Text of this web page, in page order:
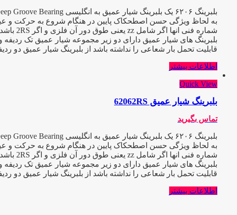
به لحاظ ویژگی حسن اصطحکاک پایین در هنگام شروع به حرکت و عیب
شماره فنی انها اگر شامل zz یعنی طوق دور آن فلزی و اگر 2RS باشد طوق آن پلاستیکی یا آبند میباشد و C3 یعنی دارای لقی بیش از حد که هر کدام در صنعت کاربرد ویژه ایی دارند
بلبرینگ های شیار عمیق دارای دو زیر مجموعه شیار عمیق تک
قابلیت تحمل بار شعاعی را نداشته باشد از بلبرینگ شیار عمیق دو
اطلاعات بیشتر
Quick View
بلبرینگ شیار عمیق 62062RS
تماس بگیرید
به لحاظ ویژگی حسن اصطحکاک پایین در هنگام شروع به حرکت و عیب
شماره فنی انها اگر شامل zz یعنی طوق دور آن فلزی و اگر 2RS باشد طوق آن پلاستیکی یا آبند میباشد و C3 یعنی دارای لقی بیش از حد که هر کدام در صنعت کاربرد ویژه ایی دارند
بلبرینگ های شیار عمیق دارای دو زیر مجموعه شیار عمیق تک
قابلیت تحمل بار شعاعی را نداشته باشد از بلبرینگ شیار عمیق دو
اطلاعات بیشتر